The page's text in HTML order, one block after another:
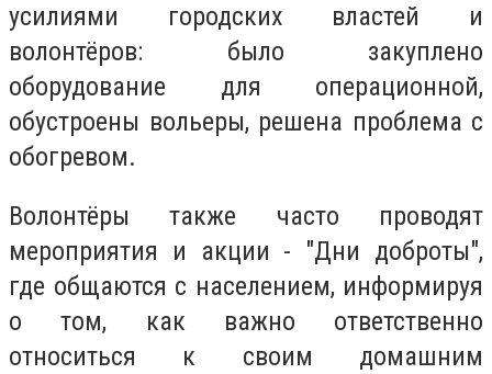
усилиями городских властей и
волонтёров: было закуплено
оборудование для операционной,
обустроены вольеры, решена проблема с
обогревом.
Волонтёры также часто проводят
мероприятия и акции - "Дни доброты",
где общаются с населением, информируя
о том, как важно ответственно
относиться к своим домашним